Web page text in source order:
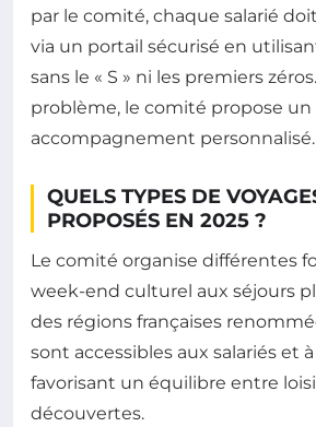
par le comité, chaque salarié
via un portail sécurisé en
sans le « S » ni les premiers
problème, le comité propose un
accompagnement personnalisé.
QUELS TYPES DE
PROPOSÉS EN 2025 ?
Le comité organise différentes
week-end culturel aux séjours
des régions françaises
sont accessibles aux salariés et
favorisant un équilibre entre
découvertes.